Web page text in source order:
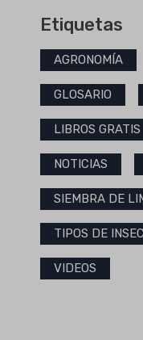
Etiquetas
AGRONOMÍA
GLOSARIO
LIBROS GRATIS
NOTICIAS
SIEMBRA DE
TIPOS DE
VIDEOS